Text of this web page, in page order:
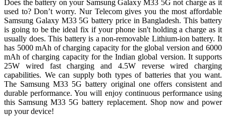
Does the battery on your Samsung Galaxy M33 5G not charge as it
used to? Don’t worry. Nur Telecom gives you the most affordable
Samsung Galaxy M33 5G battery price in Bangladesh. This battery
is going to be the ideal fix if your phone isn't holding a charge as it
usually does. This battery is a non-removable Lithium-ion battery. It
has 5000 mAh of charging capacity for the global version and 6000
mAh of charging capacity for the Indian global version. It supports
25W wired fast charging and 4.5W reverse wired charging
capabilities. We can supply both types of batteries that you want.
The Samsung M33 5G battery original one offers consistent and
durable performance. You will enjoy continuous performance using
this Samsung M33 5G battery replacement. Shop now and power
up your device!